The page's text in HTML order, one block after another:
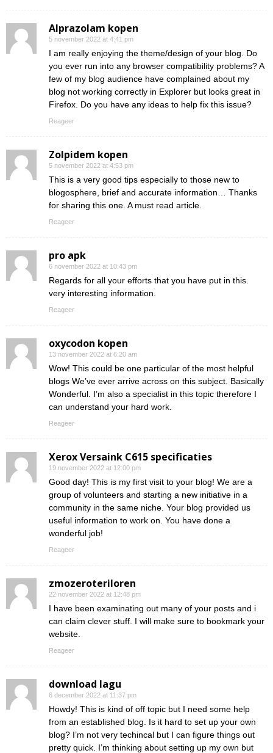
Alprazolam kopen
5 november 2022 at 4:41 pm
I am really enjoying the theme/design of your blog. Do
you ever run into any browser compatibility problems? A
few of my blog audience have complained about my
blog not working correctly in Explorer but looks great in
Firefox. Do you have any ideas to help fix this issue?
Reageer
Zolpidem kopen
5 november 2022 at 4:53 pm
This is a very good tips especially to those new to
blogosphere, brief and accurate information… Thanks
for sharing this one. A must read article.
Reageer
pro apk
6 november 2022 at 10:43 pm
Regards for all your efforts that you have put in this.
very interesting information.
Reageer
oxycodon kopen
13 november 2022 at 6:20 am
Wow! This could be one particular of the most helpful
blogs We’ve ever arrive across on this subject. Basically
Wonderful. I’m also a specialist in this topic therefore I
can understand your hard work.
Reageer
Xerox Versaink C615 specificaties
19 november 2022 at 12:00 pm
Good day! This is my first visit to your blog! We are a
group of volunteers and starting a new initiative in a
community in the same niche. Your blog provided us
useful information to work on. You have done a
wonderful job!
Reageer
zmozeroteriloren
22 november 2022 at 12:48 pm
I have been examinating out many of your posts and i
can claim clever stuff. I will make sure to bookmark your
website.
Reageer
download lagu
6 december 2022 at 11:37 pm
Howdy! This is kind of off topic but I need some help
from an established blog. Is it hard to set up your own
blog? I’m not very techincal but I can figure things out
pretty quick. I’m thinking about setting up my own but